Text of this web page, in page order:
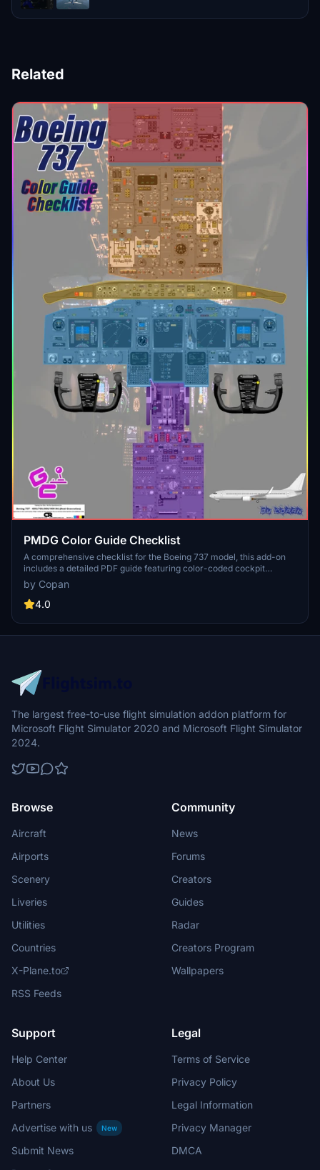
Related
PMDG Color Guide Checklist
A comprehensive checklist for the Boeing 737 model, this add-on
includes a detailed PDF guide featuring color-coded cockpit
regions for easy aircraft identification. Compiled using sources
from real and fictional aircraft, this checklist is designed to enhance
your flight preparation experience.
by Copan
4.0
The largest free-to-use flight simulation addon platform for
Microsoft Flight Simulator 2020 and Microsoft Flight Simulator
2024.
Browse
Aircraft
Airports
Scenery
Liveries
Utilities
Countries
X-Plane.to
RSS Feeds
Community
News
Forums
Creators
Guides
Radar
Creators Program
Wallpapers
Support
Help Center
About Us
Partners
Advertise with us
New
Submit News
Legal
Terms of Service
Privacy Policy
Legal Information
Privacy Manager
DMCA